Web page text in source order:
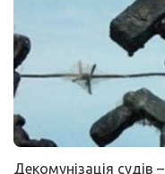
Декомунізація